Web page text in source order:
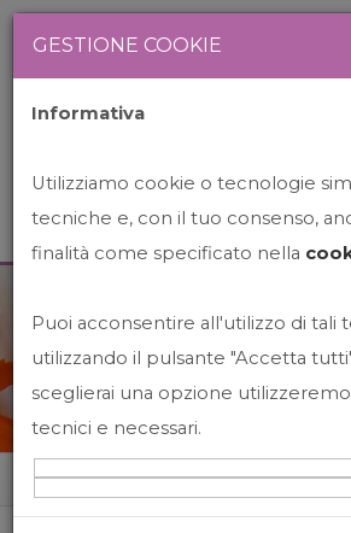
News&Events
Home News&events
GESTIONE COOKIE
Informativa
Utilizziamo cookie o tecnologie
tecniche e, con il tuo consenso,
finalità come specificato nella
Puoi acconsentire all'utilizzo di tali
utilizzando il pulsante "Accetta
sceglierai una opzione
tecnici e necessari.